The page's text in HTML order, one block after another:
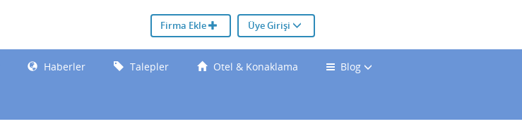
Firma Ekle Üye Girişi
Haberler Talepler Otel & Konaklama Blog